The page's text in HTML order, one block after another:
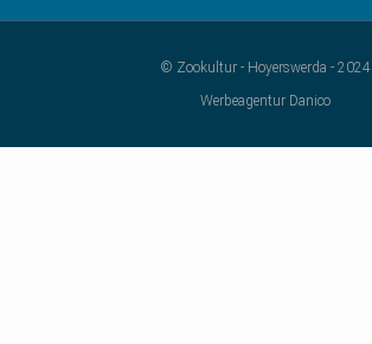
© Zookultur - Hoyerswerda - 2024
Werbeagentur Danico